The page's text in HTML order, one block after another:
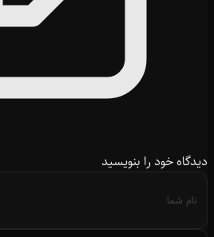
دیدگاه خود را بنویسید